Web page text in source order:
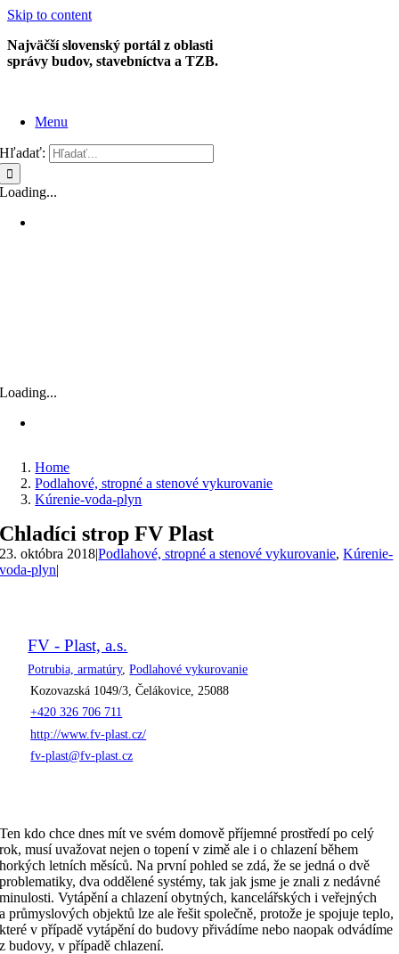
Skip to content
Najväčší slovenský portál z oblasti
správy budov, stavebníctva a TZB.
Menu
Hľadať:
Loading...
Loading...
Home
Podlahové, stropné a stenové vykurovanie
Kúrenie-voda-plyn
Chladíci strop FV Plast
23. októbra 2018|Podlahové, stropné a stenové vykurovanie,Kúrenie-
voda-plyn|
FV - Plast, a.s.
Potrubia, armatúry,Podlahové vykurovanie
Kozovazská 1049/3, Čelákovice, 25088
+420 326 706 711
http://www.fv-plast.cz/
fv-plast@fv-plast.cz
Ten kdo chce dnes mít ve svém domově příjemné prostředí po celý
rok, musí uvažovat nejen o topení v zimě ale i o chlazení během
horkých letních měsíců. Na první pohled se zdá, že se jedná o dvě
problematiky, dva oddělené systémy, tak jak jsme je znali z nedávné
minulosti. Vytápění a chlazení obytných, kancelářských i veřejných
a průmyslových objektů lze ale řešit společně, protože je spojuje teplo,
které v případě vytápění do budovy přivádíme nebo naopak odvádíme
z budovy, v případě chlazení.